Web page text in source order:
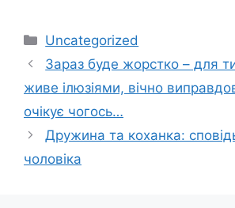
Категорії
Uncategorized
Зараз буде жорстко – для
живе ілюзіями, вічно
очікує чогось…
Дружина та коханка:
чоловіка